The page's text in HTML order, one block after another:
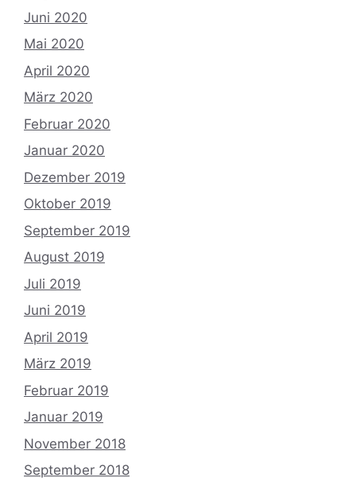
Juni 2020
Mai 2020
April 2020
März 2020
Februar 2020
Januar 2020
Dezember 2019
Oktober 2019
September 2019
August 2019
Juli 2019
Juni 2019
April 2019
März 2019
Februar 2019
Januar 2019
November 2018
September 2018